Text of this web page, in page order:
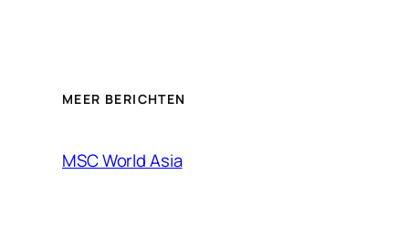
MEER BERICHTEN
MSC World Asia